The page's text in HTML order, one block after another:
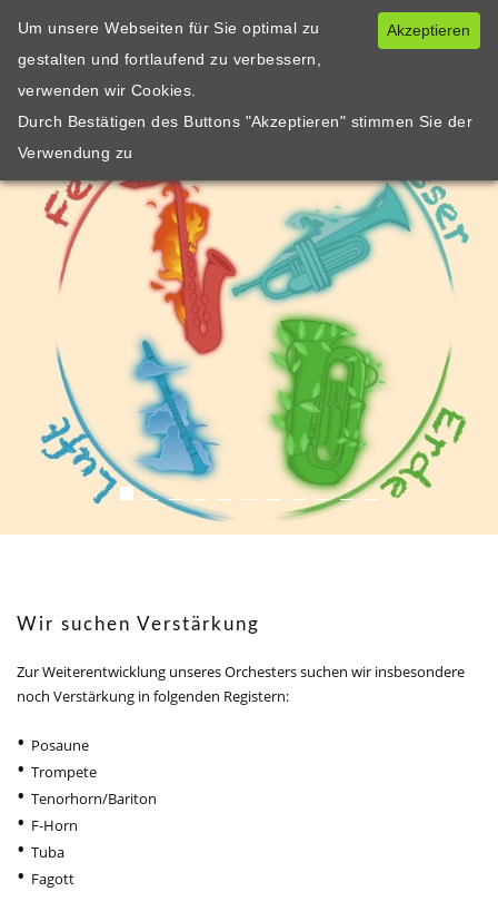
Wir suchen Verstärkung
Zur Weiterentwicklung unseres Orchesters suchen wir insbesondere
noch Verstärkung in folgenden Registern:
Posaune
Trompete
Tenorhorn/Bariton
F-Horn
Tuba
Fagott
Akzeptieren
Um unsere Webseiten für Sie optimal zu
gestalten und fortlaufend zu verbessern,
verwenden wir Cookies.
Durch Bestätigen des Buttons "Akzeptieren" stimmen Sie der
Verwendung zu